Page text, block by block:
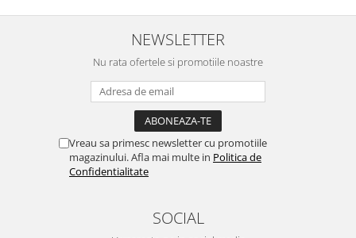
NEWSLETTER
Nu rata ofertele si promotiile noastre
Vreau sa primesc newsletter cu promotiile
magazinului. Afla mai multe in Politica de
Confidentialitate
SOCIAL